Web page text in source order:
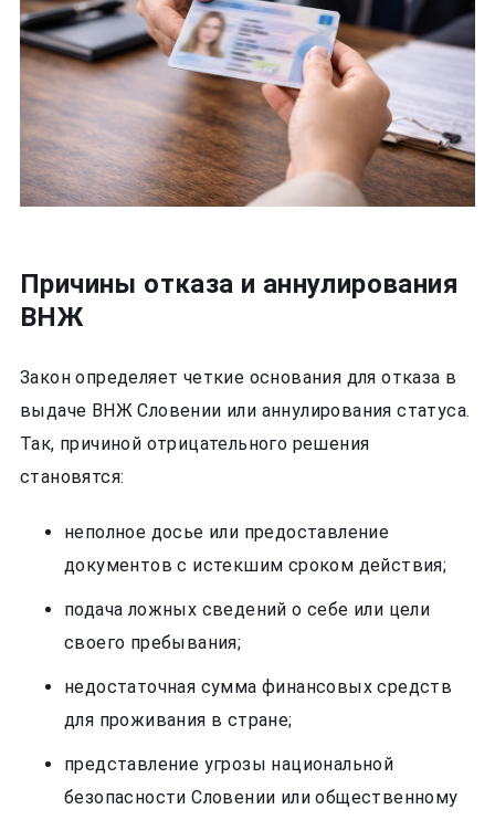
Причины отказа и аннулирования
ВНЖ
Закон определяет четкие основания для отказа в
выдаче ВНЖ Словении или аннулирования статуса.
Так, причиной отрицательного решения
становятся:
неполное досье или предоставление
документов с истекшим сроком действия;
подача ложных сведений о себе или цели
своего пребывания;
недостаточная сумма финансовых средств
для проживания в стране;
представление угрозы национальной
безопасности Словении или общественному